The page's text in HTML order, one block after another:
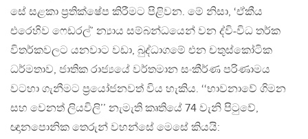
සේ සළකා ප‍්‍රතික්ෂේප කිරීමට පිළිවන. මේ නිසා, ‘ඒකීය
එරෙහිව ෆෙඩරල්’ න්‍යාය සම්බන්ධයෙන් වන ද්වි-විධ තර්ක
විතර්කවලට යනවාට වඩා, බුද්ධාගමේ එන චතුස්කෝටික
ධර්මතාව, ජාතික රාජ්‍යයේ වර්තමාන සංකීර්ණ පරිණාමය
වටහා ගැනීමට ප‍්‍රයෝජනවත් විය හැකිය. ‘‘භාවනාවේ ගිමන
සහ වෙනත් ලියවිලි’’ නැමැති කෘතියේ 74 වැනි පිටුවේ,
ඥානපොනික තෙරුන් වහන්සේ මෙසේ කියයි: